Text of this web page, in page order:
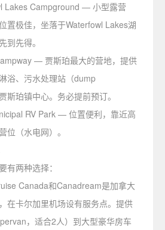
Lakes Campground — 小型露营
置极佳，坐落于Waterfowl Lakes湖
到先得。
— 贾斯珀最大的营地，提供
浴、污水处理站（dump
斯珀镇中心。务必提前预订。
RV Park — 位置便利，靠近高
位（水电网）。
有两种选择：
Canada和Canadream是加拿大
在卡尔加里机场设有服务点。提供
，适合2人）到大型豪华房车